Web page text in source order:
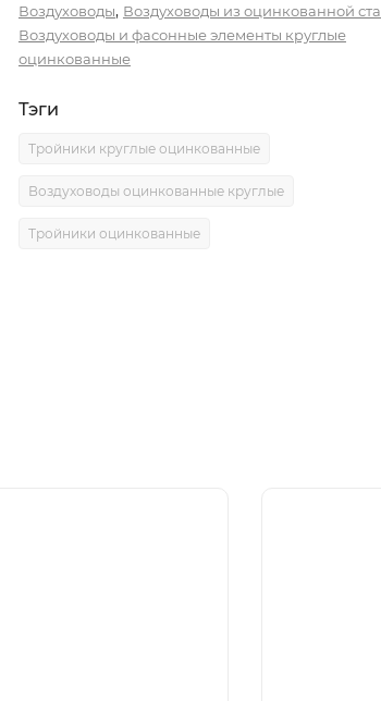
Воздуховоды, Воздуховоды из оцинкованной
Воздуховоды и фасонные элементы круглые
оцинкованные
Тэги
Тройники круглые оцинкованные
Воздуховоды оцинкованные круглые
Тройники оцинкованные